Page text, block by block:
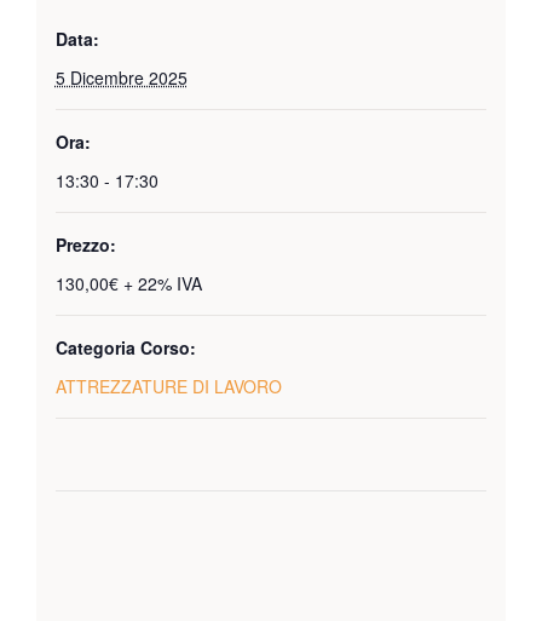
Data:
5 Dicembre 2025
Ora:
13:30 - 17:30
Prezzo:
130,00€ + 22% IVA
Categoria Corso:
ATTREZZATURE DI LAVORO